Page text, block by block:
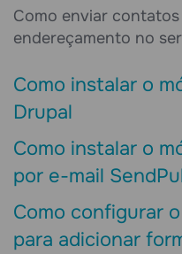
Como enviar
endereçamento no
Como instalar o
Drupal
Como instalar o
por e-mail
Como configurar
para adicionar